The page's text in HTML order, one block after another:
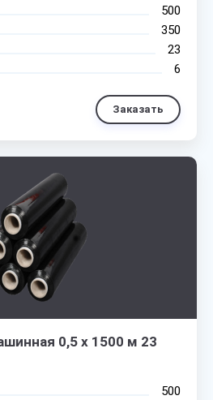
500
350
23
6
Заказать
0,5 х 1500 м 23
500